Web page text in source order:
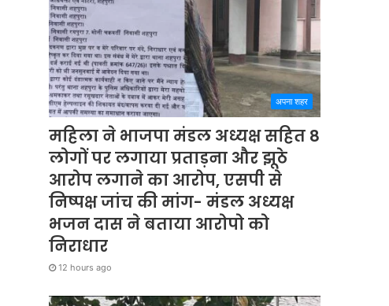
अपना शहर
महिला ने भाजपा मंडल अध्यक्ष सहित 8
लोगों पर लगाया प्रताड़ना और झूठे
आरोप लगाने का आरोप, एसपी से
निष्पक्ष जांच की मांग- मंडल अध्यक्ष
भजन दास ने बताया आरोपो को
निराधार
12 hours ago